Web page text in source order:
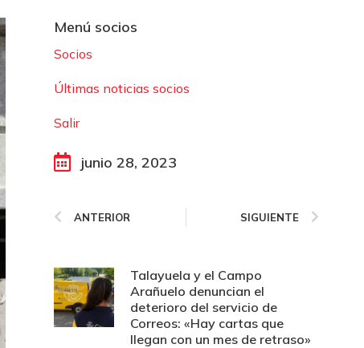
Menú socios
Socios
Últimas noticias socios
Salir
junio 28, 2023
ANTERIOR SIGUIENTE
Talayuela y el Campo
Arañuelo denuncian el
deterioro del servicio de
Correos: «Hay cartas que
llegan con un mes de retraso»